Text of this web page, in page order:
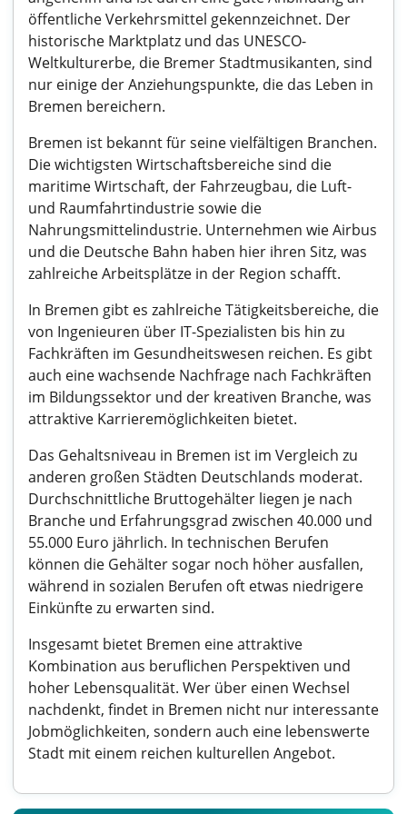
öffentliche Verkehrsmittel gekennzeichnet. Der
historische Marktplatz und das UNESCO-
Weltkulturerbe, die Bremer Stadtmusikanten, sind
nur einige der Anziehungspunkte, die das Leben in
Bremen bereichern.
Bremen ist bekannt für seine vielfältigen Branchen.
Die wichtigsten Wirtschaftsbereiche sind die
maritime Wirtschaft, der Fahrzeugbau, die Luft-
und Raumfahrtindustrie sowie die
Nahrungsmittelindustrie. Unternehmen wie Airbus
und die Deutsche Bahn haben hier ihren Sitz, was
zahlreiche Arbeitsplätze in der Region schafft.
In Bremen gibt es zahlreiche Tätigkeitsbereiche, die
von Ingenieuren über IT-Spezialisten bis hin zu
Fachkräften im Gesundheitswesen reichen. Es gibt
auch eine wachsende Nachfrage nach Fachkräften
im Bildungssektor und der kreativen Branche, was
attraktive Karrieremöglichkeiten bietet.
Das Gehaltsniveau in Bremen ist im Vergleich zu
anderen großen Städten Deutschlands moderat.
Durchschnittliche Bruttogehälter liegen je nach
Branche und Erfahrungsgrad zwischen 40.000 und
55.000 Euro jährlich. In technischen Berufen
können die Gehälter sogar noch höher ausfallen,
während in sozialen Berufen oft etwas niedrigere
Einkünfte zu erwarten sind.
Insgesamt bietet Bremen eine attraktive
Kombination aus beruflichen Perspektiven und
hoher Lebensqualität. Wer über einen Wechsel
nachdenkt, findet in Bremen nicht nur interessante
Jobmöglichkeiten, sondern auch eine lebenswerte
Stadt mit einem reichen kulturellen Angebot.